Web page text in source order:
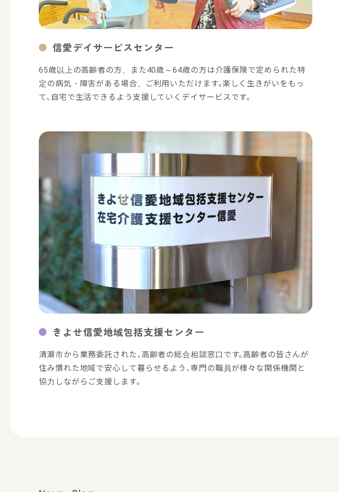
信愛デイサービスセンター
65歳以上の高齢者の方、また40歳～64歳の方は介護保険で定められた特
定の病気・障害がある場合、ご利用いただけます。楽しく生きがいをもっ
て、自宅で生活できるよう支援していくデイサービスです。
きよせ信愛地域包括支援センター
清瀬市から業務委託された、高齢者の総合相談窓口です。高齢者の皆さんが
住み慣れた地域で安心して暮らせるよう、専門の職員が様々な関係機関と
協力しながらご支援します。